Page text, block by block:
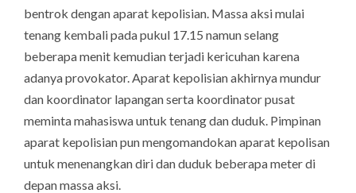
bentrok dengan aparat kepolisian. Massa aksi mulai
tenang kembali pada pukul 17.15 namun selang
beberapa menit kemudian terjadi kericuhan karena
adanya provokator. Aparat kepolisian akhirnya mundur
dan koordinator lapangan serta koordinator pusat
meminta mahasiswa untuk tenang dan duduk. Pimpinan
aparat kepolisian pun mengomandokan aparat kepolisan
untuk menenangkan diri dan duduk beberapa meter di
depan massa aksi.